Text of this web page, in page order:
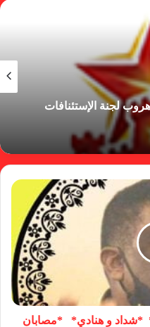
لجنة الإستئنافات
*شداد و هنادي* *مصابان